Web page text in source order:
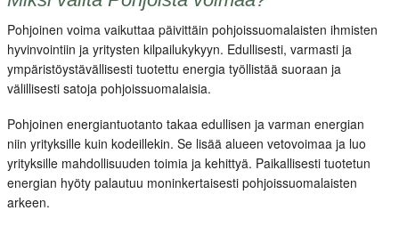
Koskikummit
Medialle
Yhteystiedot
Kauppa
Pohjoinen voima vaikuttaa päivittäin pohjoissuomalaisten ihmisten
hyvinvointiin ja yritysten kilpailukykyyn. Edullisesti, varmasti ja
ympäristöystävällisesti tuotettu energia työllistää suoraan ja
välillisesti satoja pohjoissuomalaisia.
Pohjoinen energiantuotanto takaa edullisen ja varman energian
niin yrityksille kuin kodeillekin. Se lisää alueen vetovoimaa ja luo
yrityksille mahdollisuuden toimia ja kehittyä. Paikallisesti tuotetun
energian hyöty palautuu moninkertaisesti pohjoissuomalaisten
arkeen.